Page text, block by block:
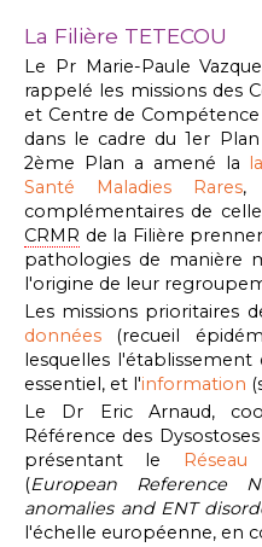
La Filière TETECOU
Le Pr Marie-Paule
rappelé les missions des
et Centre de Compétence
dans le cadre du 1er
2ème Plan a amené la
Santé Maladies Rares,
complémentaires de
CRMR de la Filière
pathologies de manière
l'origine de leur
Les missions prioritaires
données (recueil
lesquelles l'établissement
essentiel, et l'information
Le Dr Eric Arnaud,
Référence des
présentant le
(European Reference
anomalies and ENT
l'échelle européenne, en